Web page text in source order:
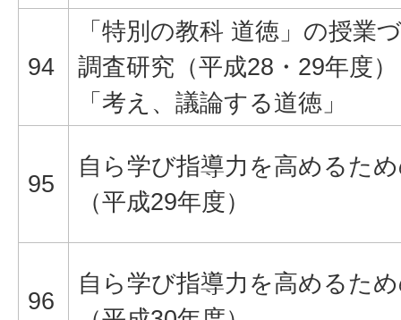
94
「特別の教科 道徳」の授業
調査研究（平成28・29年度）
「考え、議論する道徳」
95
自ら学び指導力を高めるた
（平成29年度）
96
自ら学び指導力を高めるた